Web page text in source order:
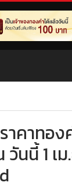
คาทอง
นนี้ 1 เ